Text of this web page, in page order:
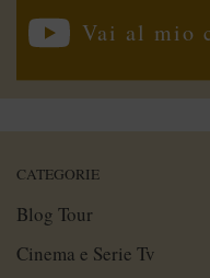
Vai al mio
CATEGORIE
Blog Tour
Cinema e Serie Tv